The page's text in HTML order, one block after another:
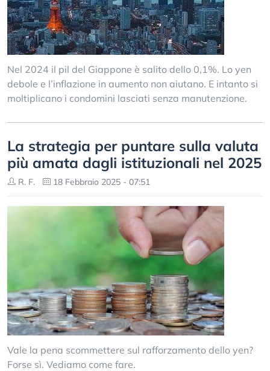
Nel 2024 il pil del Giappone è salito dello 0,1%. Lo yen
debole e l’inflazione in aumento non aiutano. E intanto si
moltiplicano i condomini lasciati senza manutenzione.
La strategia per puntare sulla valuta
più amata dagli istituzionali nel 2025
R. F. 18 Febbraio 2025 - 07:51
Vale la pena scommettere sul rafforzamento dello yen?
Forse sì. Vediamo come fare.